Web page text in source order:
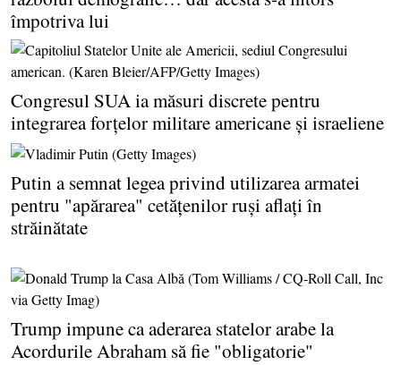
împotriva lui
Congresul SUA ia măsuri discrete pentru
integrarea forţelor militare americane şi israeliene
Putin a semnat legea privind utilizarea armatei
pentru "apărarea" cetăţenilor ruşi aflaţi în
străinătate
Trump impune ca aderarea statelor arabe la
Acordurile Abraham să fie "obligatorie"